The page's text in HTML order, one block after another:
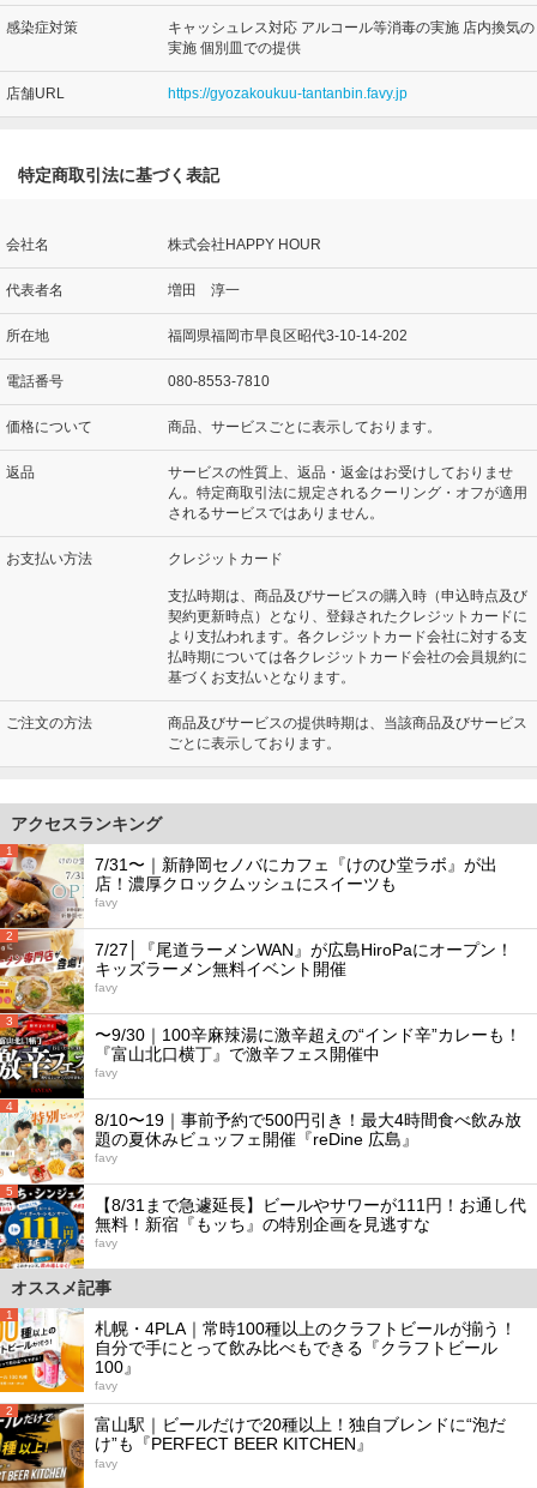
感染症対策
キャッシュレス対応 アルコール等消毒の実施 店内換気の
実施 個別皿での提供
店舗URL https://gyozakoukuu-tantanbin.favy.jp
特定商取引法に基づく表記
会社名 株式会社HAPPY HOUR
代表者名 増田 淳一
所在地 福岡県福岡市早良区昭代3-10-14-202
電話番号 080-8553-7810
価格について 商品、サービスごとに表示しております。
返品
サービスの性質上、返品・返金はお受けしておりませ
ん。特定商取引法に規定されるクーリング・オフが適用
されるサービスではありません。
お支払い方法 クレジットカード
支払時期は、商品及びサービスの購入時（申込時点及び
契約更新時点）となり、登録されたクレジットカードに
より支払われます。各クレジットカード会社に対する支
払時期については各クレジットカード会社の会員規約に
基づくお支払いとなります。
ご注文の方法
商品及びサービスの提供時期は、当該商品及びサービス
ごとに表示しております。
アクセスランキング
1
7/31〜｜新静岡セノバにカフェ『けのひ堂ラボ』が出
店！濃厚クロックムッシュにスイーツも
favy
2
7/27│『尾道ラーメンWAN』が広島HiroPaにオープン！
キッズラーメン無料イベント開催
favy
3
〜9/30｜100辛麻辣湯に激辛超えの“インド辛”カレーも！
『富山北口横丁』で激辛フェス開催中
favy
4
8/10〜19｜事前予約で500円引き！最大4時間食べ飲み放
題の夏休みビュッフェ開催『reDine 広島』
favy
5
【8/31まで急遽延長】ビールやサワーが111円！お通し代
無料！新宿『もッち』の特別企画を見逃すな
favy
オススメ記事
1
札幌・4PLA｜常時100種以上のクラフトビールが揃う！
自分で手にとって飲み比べもできる『クラフトビール
100』
favy
2
富山駅｜ビールだけで20種以上！独自ブレンドに“泡だ
け”も『PERFECT BEER KITCHEN』
favy